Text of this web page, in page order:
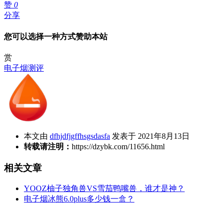
赞 0
分享
您可以选择一种方式赞助本站
赏
电子烟测评
本文由 dfhjdfjgffhsgsdasfa 发表于 2021年8月13日
转载请注明： https://dzybk.com/11656.html
相关文章
YOOZ柚子独角兽VS雪茄鸭嘴兽，谁才是神？
电子烟冰熊6.0plus多少钱一盒？